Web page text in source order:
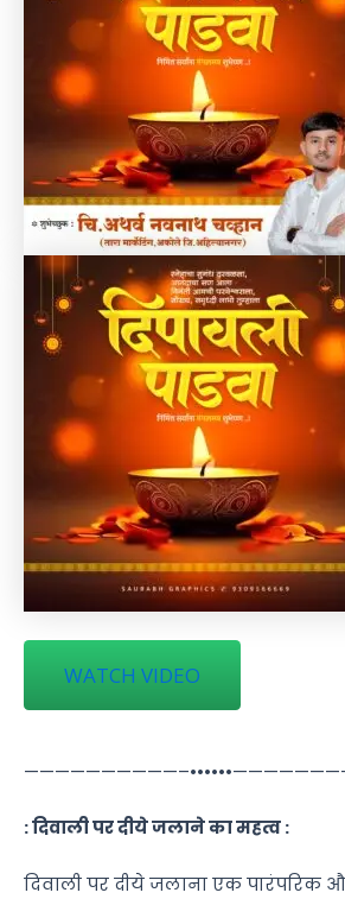
WATCH VIDEO
: दिवाली पर दीये जलाने का महत्व :
दिवाली पर दीये जलाना एक पारंपरिक